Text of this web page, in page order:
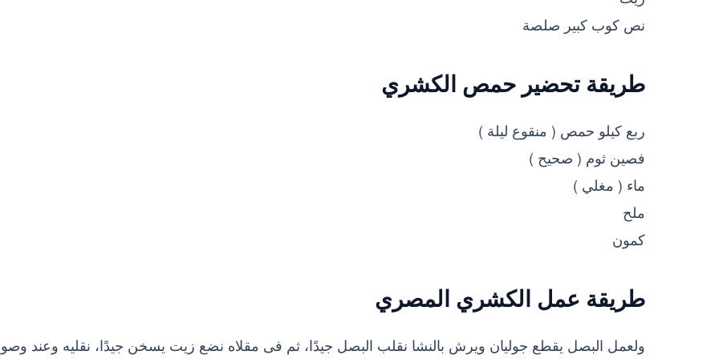
نص كوب كبير صلصة
طريقة تحضير حمص الكشري
ربع كيلو حمص ( منقوع ليلة )
فصين ثوم ( صحيح )
ماء ( مغلي )
ملح
كمون
طريقة عمل الكشري المصري
ولعمل البصل يقطع جوليان ويرش بالنشا نقلب البصل جيدًا، ثم فى مقلاه نضع زيت يسخن جيدًا، نقليه وعند